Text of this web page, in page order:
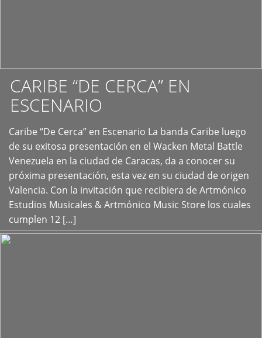
CARIBE “DE CERCA” EN
ESCENARIO
Caribe “De Cerca” en Escenario La banda Caribe luego
de su exitosa presentación en el Wacken Metal Battle
Venezuela en la ciudad de Caracas, da a conocer su
próxima presentación, esta vez en su ciudad de origen
Valencia. Con la invitación que recibiera de Artmónico
Estudios Musicales & Artmónico Music Store los cuales
cumplen 12 […]
+